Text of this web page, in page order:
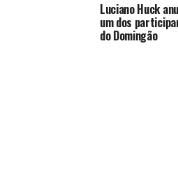
Luciano Huck
um dos
do Domingão